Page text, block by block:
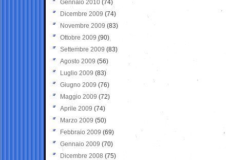
Gennaio 2010 (74)
Dicembre 2009 (74)
Novembre 2009 (83)
Ottobre 2009 (90)
Settembre 2009 (83)
Agosto 2009 (56)
Luglio 2009 (83)
Giugno 2009 (76)
Maggio 2009 (72)
Aprile 2009 (74)
Marzo 2009 (50)
Febbraio 2009 (69)
Gennaio 2009 (70)
Dicembre 2008 (75)